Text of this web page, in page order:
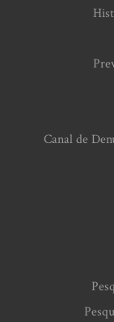
Canal de